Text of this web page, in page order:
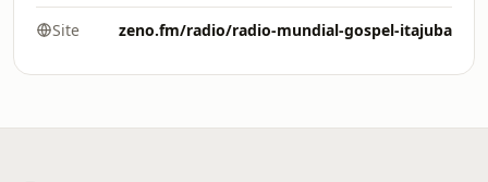
Site zeno.fm/radio/radio-mundial-gospel-itajuba